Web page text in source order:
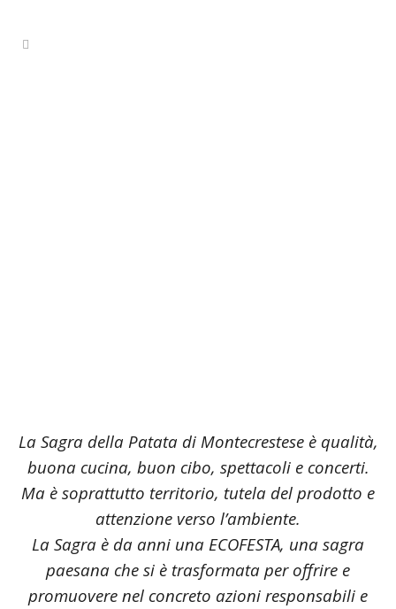
La Sagra della Patata di Montecrestese è qualità,
buona cucina, buon cibo, spettacoli e concerti.
Ma è soprattutto territorio, tutela del prodotto e
attenzione verso l’ambiente.
La Sagra è da anni una ECOFESTA, una sagra
paesana che si è trasformata per offrire e
promuovere nel concreto azioni responsabili e